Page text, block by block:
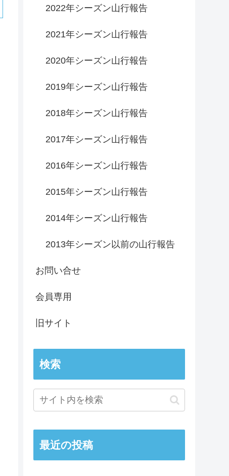
2022年シーズン山行報告
2021年シーズン山行報告
2020年シーズン山行報告
2019年シーズン山行報告
2018年シーズン山行報告
2017年シーズン山行報告
2016年シーズン山行報告
2015年シーズン山行報告
2014年シーズン山行報告
2013年シーズン以前の山行報告
お問い合せ
会員専用
旧サイト
検索
最近の投稿